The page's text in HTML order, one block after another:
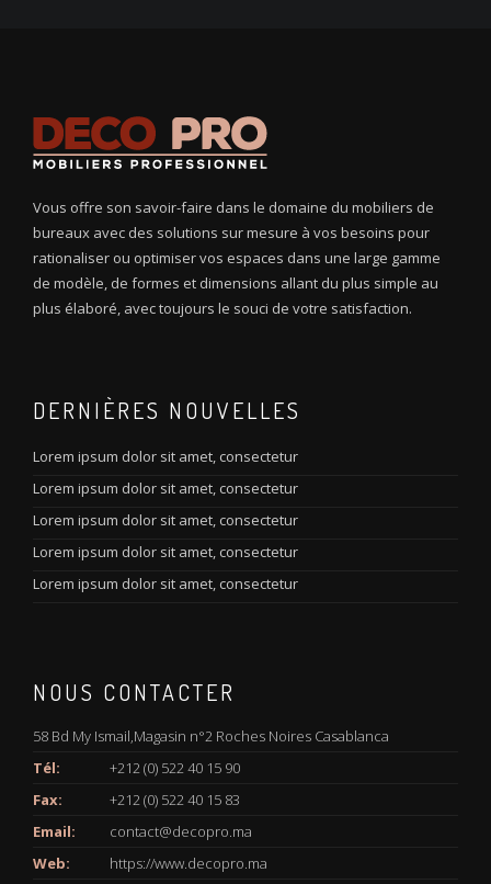
Vous offre son savoir-faire dans le domaine du mobiliers de
bureaux avec des solutions sur mesure à vos besoins pour
rationaliser ou optimiser vos espaces dans une large gamme
de modèle, de formes et dimensions allant du plus simple au
plus élaboré, avec toujours le souci de votre satisfaction.
DERNIÈRES NOUVELLES
Lorem ipsum dolor sit amet, consectetur
Lorem ipsum dolor sit amet, consectetur
Lorem ipsum dolor sit amet, consectetur
Lorem ipsum dolor sit amet, consectetur
Lorem ipsum dolor sit amet, consectetur
NOUS CONTACTER
58 Bd My Ismail,Magasin n°2 Roches Noires Casablanca
Tél:
+212 (0) 522 40 15 90
Fax:
+212 (0) 522 40 15 83
Email:
contact@decopro.ma
Web:
https://www.decopro.ma